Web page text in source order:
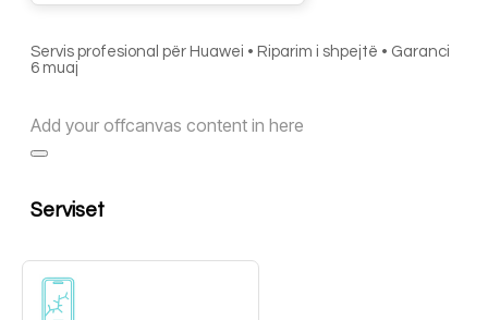
Servis profesional për Huawei • Riparim i shpejtë • Garanci
6 muaj
Add your offcanvas content in here
Serviset